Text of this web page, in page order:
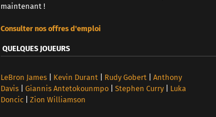
maintenant !
Consulter nos offres d'emploi
QUELQUES JOUEURS
LeBron James| Kevin Durant Rudy Gobert
Anthony
Davis| Giannis Antetokounmpo| Stephen Curry| Luka
Doncic| Zion Williamson